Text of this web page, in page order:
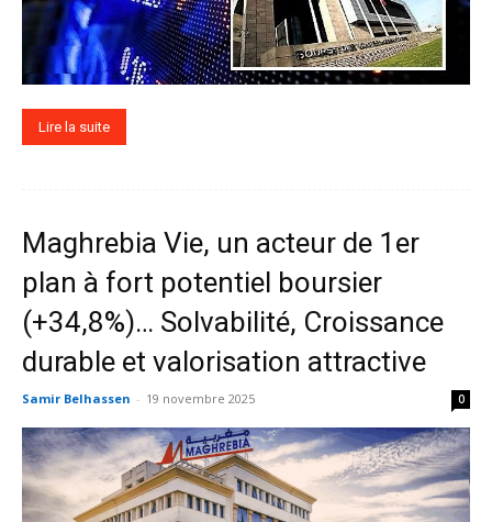
Lire la suite
Maghrebia Vie, un acteur de 1er
plan à fort potentiel boursier
(+34,8%)… Solvabilité, Croissance
durable et valorisation attractive
Samir Belhassen - 19 novembre 2025 0